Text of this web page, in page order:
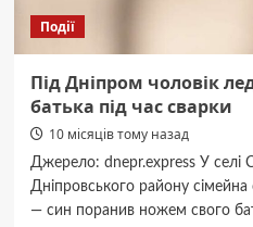
Події
Під Дніпром чоловік
батька під час сварки
10 місяців тому назад
Джерело: dnepr.express У селі
Дніпровського району
— син поранив ножем свого